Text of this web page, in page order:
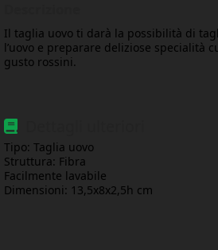
Il taglia uovo ti darà la possibilità di
l’uovo e preparare deliziose specialità
gusto rossini.
Tipo: Taglia uovo
Struttura: Fibra
Facilmente lavabile
Dimensioni: 13,5x8x2,5h cm